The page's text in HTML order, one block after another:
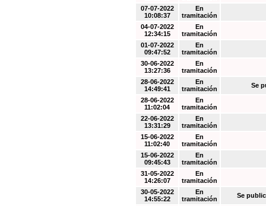
07-07-2022
10:08:37
En
tramitación
04-07-2022
12:34:15
En
tramitación
01-07-2022
09:47:52
En
tramitación
30-06-2022
13:27:36
En
tramitación
28-06-2022
14:49:41
En
tramitación
Se
28-06-2022
11:02:04
En
tramitación
22-06-2022
13:31:29
En
tramitación
15-06-2022
11:02:40
En
tramitación
15-06-2022
09:45:43
En
tramitación
31-05-2022
14:26:07
En
tramitación
30-05-2022
14:55:22
En
tramitación
Se